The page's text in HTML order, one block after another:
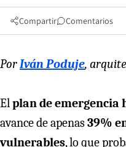
Compartir Comentarios
PorIván Poduje,
Elplan de emergencia
avance de apenas39%
vulnerables, lo que